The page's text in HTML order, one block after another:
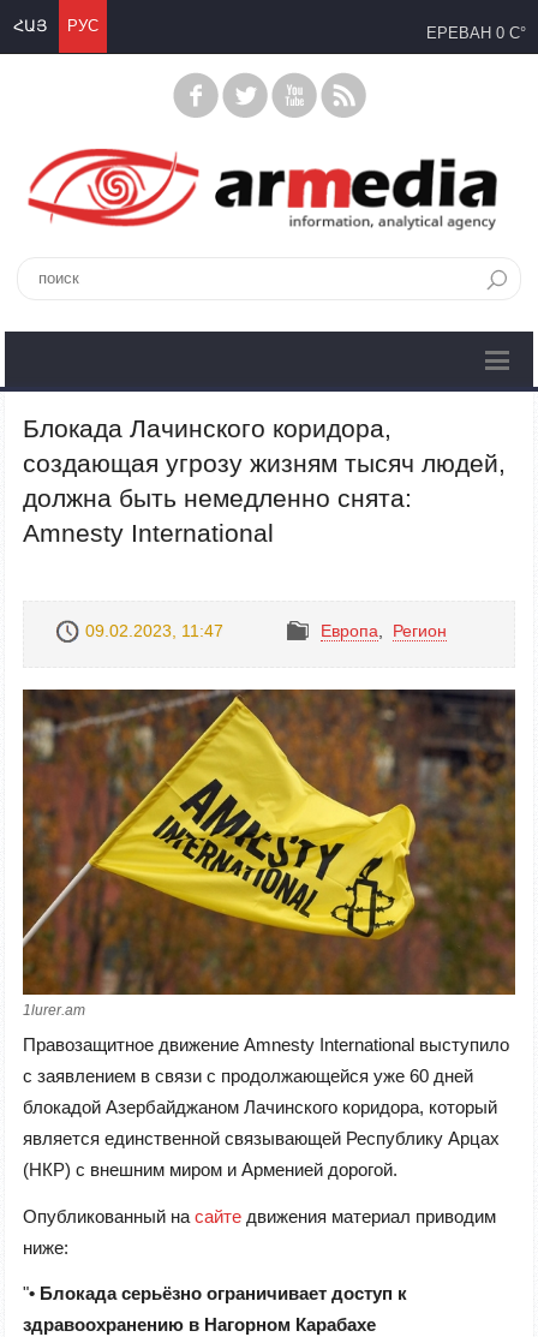
ՀԱՅ РУС ЕРЕВАН 0 C°
Блокада Лачинского коридора,
создающая угрозу жизням тысяч людей,
должна быть немедленно снята:
Amnesty International
09.02.2023, 11:47 Европа Регион
1lurer.am
Правозащитное движение Amnesty International выступило
с заявлением в связи с продолжающейся уже 60 дней
блокадой Азербайджаном Лачинского коридора, который
является единственной связывающей Республику Арцах
(НКР) с внешним миром и Арменией дорогой.
Опубликованный на сайте движения материал приводим
ниже:
"• Блокада серьёзно ограничивает доступ к
здравоохранению в Нагорном Карабахе